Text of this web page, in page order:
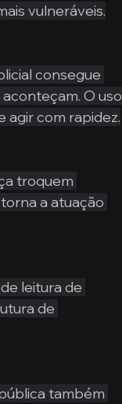
vulneráveis.
consegue
O uso
agir com rapidez.
troquem
a atuação
leitura de
de
também